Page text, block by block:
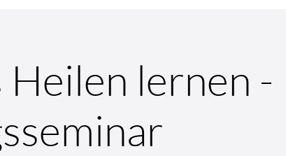
lernen -